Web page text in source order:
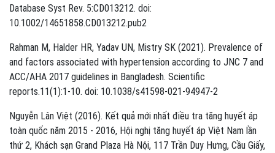
Database Syst Rev. 5:CD013212. doi:
10.1002/14651858.CD013212.pub2
Rahman M, Halder HR, Yadav UN, Mistry SK (2021). Prevalence of
and factors associated with hypertension according to JNC 7 and
ACC/AHA 2017 guidelines in Bangladesh. Scientific
reports.11(1):1-10. doi: 10.1038/s41598-021-94947-2
Nguyễn Lân Việt (2016). Kết quả mới nhất điều tra tăng huyết áp
toàn quốc năm 2015 - 2016, Hội nghị tăng huyết áp Việt Nam lần
thứ 2, Khách sạn Grand Plaza Hà Nội, 117 Trần Duy Hưng, Cầu Giấy,